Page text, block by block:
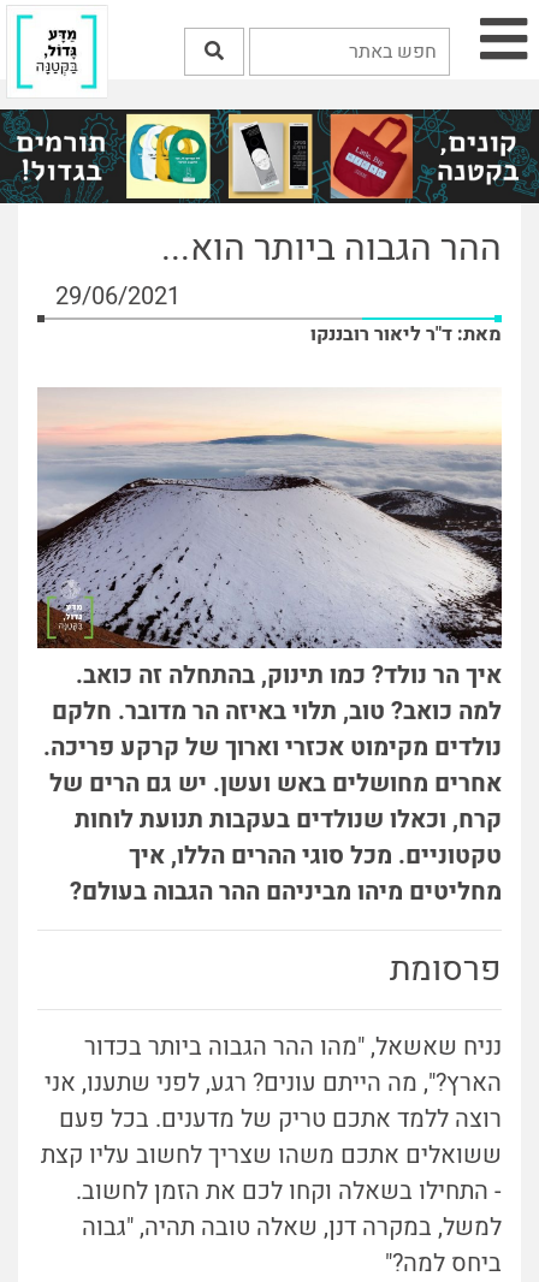
ההר הגבוה ביותר הוא...
29/06/2021
מאת: ד"ר ליאור רובננקו
איך הר נולד? כמו תינוק, בהתחלה זה כואב.
למה כואב? טוב, תלוי באיזה הר מדובר. חלקם
נולדים מקימוט אכזרי וארוך של קרקע פריכה.
אחרים מחושלים באש ועשן. יש גם הרים של
קרח, וכאלו שנולדים בעקבות תנועת לוחות
טקטוניים. מכל סוגי ההרים הללו, איך
מחליטים מיהו מביניהם ההר הגבוה בעולם?
פרסומת
נניח שאשאל, "מהו ההר הגבוה ביותר בכדור
הארץ?", מה הייתם עונים? רגע, לפני שתענו, אני
רוצה ללמד אתכם טריק של מדענים. בכל פעם
ששואלים אתכם משהו שצריך לחשוב עליו קצת
- התחילו בשאלה וקחו לכם את הזמן לחשוב.
למשל, במקרה דנן, שאלה טובה תהיה, "גבוה
ביחס למה?"